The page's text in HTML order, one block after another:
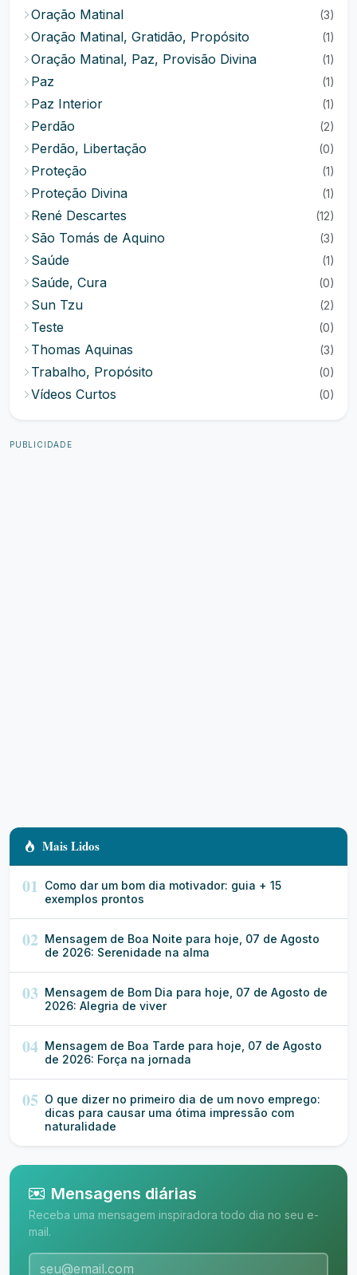
Oração Matinal
(3)
Oração Matinal, Gratidão, Propósito (1)
Oração Matinal, Paz, Provisão Divina (1)
Paz (1)
Paz Interior (1)
Perdão (2)
Perdão, Libertação (0)
Proteção (1)
Proteção Divina (1)
René Descartes (12)
São Tomás de Aquino (3)
Saúde (1)
Saúde, Cura (0)
Sun Tzu (2)
Teste (0)
Thomas Aquinas (3)
Trabalho, Propósito (0)
Vídeos Curtos (0)
PUBLICIDADE
Mais Lidos
01 Como dar um bom dia motivador: guia + 15
exemplos prontos
02 Mensagem de Boa Noite para hoje, 07 de Agosto
de 2026: Serenidade na alma
03 Mensagem de Bom Dia para hoje, 07 de Agosto de
2026: Alegria de viver
04 Mensagem de Boa Tarde para hoje, 07 de Agosto
de 2026: Força na jornada
05 O que dizer no primeiro dia de um novo emprego:
dicas para causar uma ótima impressão com
naturalidade
Mensagens diárias
Receba uma mensagem inspiradora todo dia no seu e-
mail.